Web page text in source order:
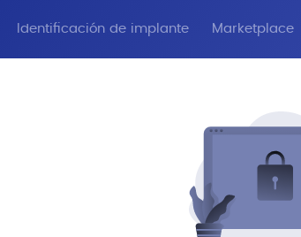
Identificación de implante Marketplace